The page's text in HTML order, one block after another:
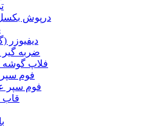
درپوش بکسل
دیفیوزر
ضربه گیر
فلاپ گوشه
فوم
فوم سپر
قاب